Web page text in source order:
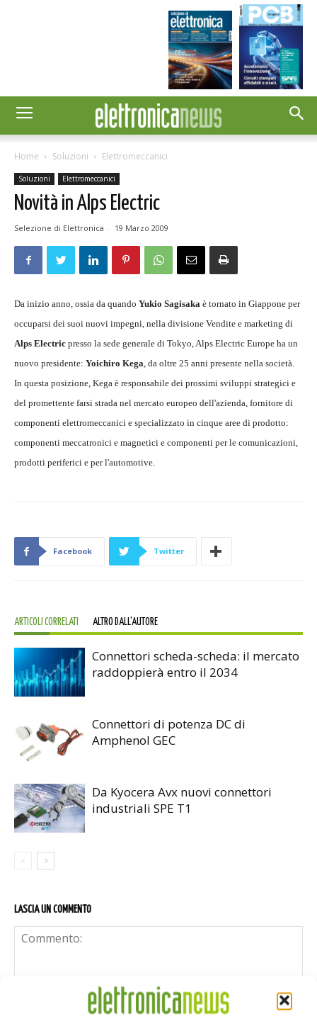
Home Soluzioni Elettromeccanici
Soluzioni Elettromeccanici
Novità in Alps Electric
Selezione di Elettronica - 19 Marzo 2009
Da inizio anno, ossia da quando Yukio Sagisaka è tornato in Giappone per
occuparsi dei suoi nuovi impegni, nella divisione Vendite e marketing di
Alps Electric presso la sede generale di Tokyo, Alps Electric Europe ha un
nuovo presidente: Yoichiro Kega, da oltre 25 anni presente nella società.
In questa posizione, Kega è responsabile dei prossimi sviluppi strategici e
del promettente farsi strada nel mercato europeo dell'azienda, fornitore di
componenti elettromeccanici e specializzato in cinque aree di prodotto:
componenti meccatronici e magnetici e componenti per le comunicazioni,
prodotti periferici e per l'automotive.
Facebook Twitter
ARTICOLI CORRELATI ALTRO DALL'AUTORE
Connettori scheda-scheda: il mercato
raddoppierà entro il 2034
Connettori di potenza DC di
Amphenol GEC
Da Kyocera Avx nuovi connettori
industriali SPE T1
LASCIA UN COMMENTO